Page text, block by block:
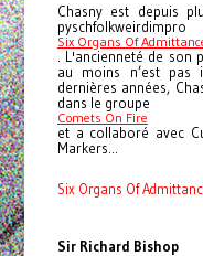
Chasny est depuis
pyschfolkweirdimpro
Six Organs Of
. L'ancienneté de
au moins n’est pas
dernières années,
dans le groupe
Comets On Fire
et a collaboré avec
Markers...
Six Organs Of
Sir Richard Bishop